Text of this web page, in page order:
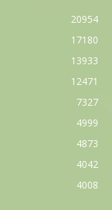
20954
17180
13933
12471
7327
4999
4873
4042
4008